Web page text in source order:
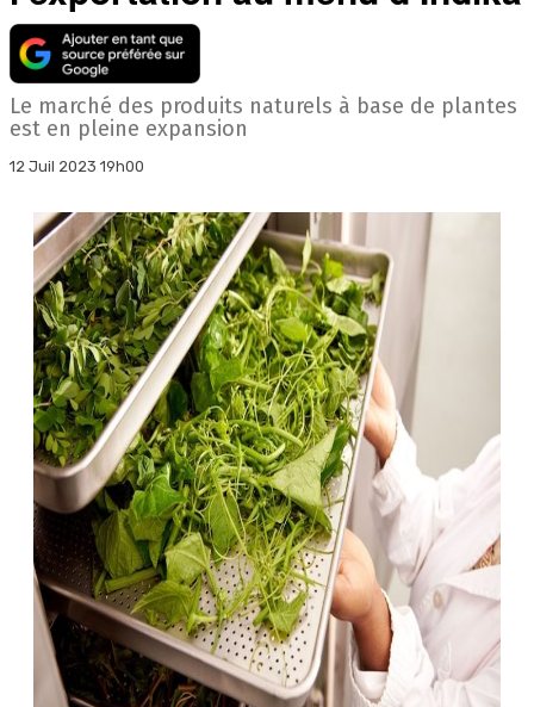
Le marché des produits naturels à base de plantes
est en pleine expansion
12 Juil 2023 19h00